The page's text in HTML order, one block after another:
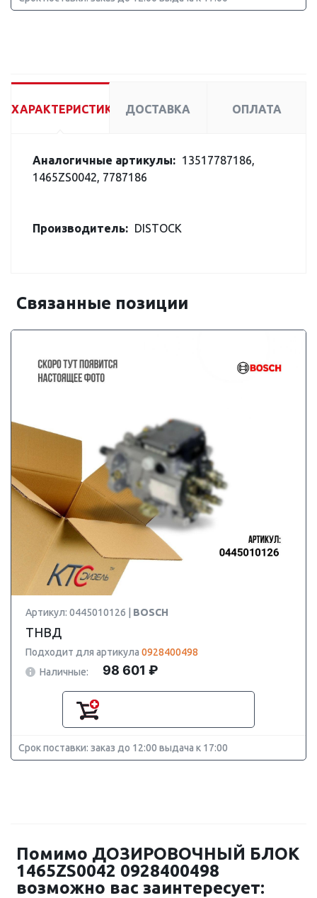
ХАРАКТЕРИСТИКИ ДОСТАВКА ОПЛАТА
Аналогичные артикулы: 13517787186,
1465ZS0042, 7787186
Производитель: DISTOCK
Связанные позиции
Артикул: 0445010126 | BOSCH
ТНВД
Подходит для артикула 0928400498
Наличные:
98 601 ₽
Срок поставки: заказ до 12:00 выдача к 17:00
Помимо ДОЗИРОВОЧНЫЙ БЛОК
1465ZS0042 0928400498
возможно вас заинтересует: